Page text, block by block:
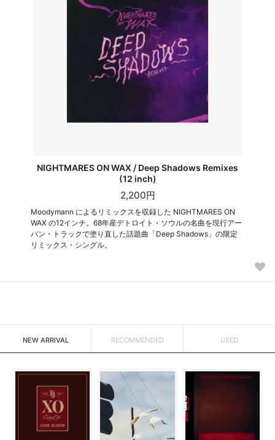
NIGHTMARES ON WAX / Deep Shadows Remixes
(12 inch)
2,200円
Moodymann によるリミックスを収録した NIGHTMARES ON
WAX の12インチ。68年産デトロイト・ソウルの名曲を現行アー
バン・トラックで塗り直した話題曲「Deep Shadows」の限定
リミックス・シングル。
NEW ARRIVAL RECOMMENDED USED